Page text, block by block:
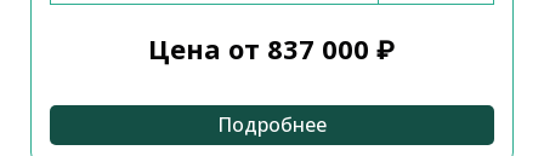
Цена от 837 000 ₽
Подробнее